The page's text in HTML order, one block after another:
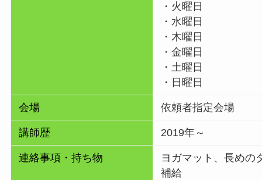
・火曜日
・水曜日
・木曜日
・金曜日
・土曜日
・日曜日
会場 依頼者指定会場
講師歴 2019年～
連絡事項・持ち物
ヨガマット、長めの
補給